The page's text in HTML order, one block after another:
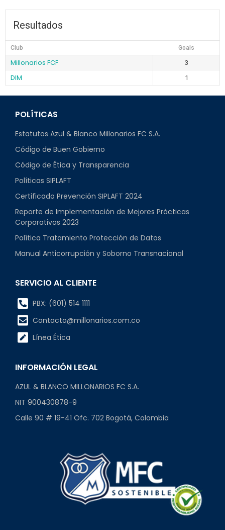
Resultados
Club Goals
Millonarios FCF 3
DIM 1
POLÍTICAS
Estatutos Azul & Blanco Millonarios FC S.A.
Código de Buen Gobierno
Código de Ética y Transparencia
Políticas SIPLAFT
Certificado Prevención SIPLAFT 2024
Reporte de Implementación de Mejores Prácticas
Corporativas 2023
Política Tratamiento Protección de Datos
Manual Anticorrupción y Soborno Transnacional
SERVICIO AL CLIENTE
PBX: (601) 514 1111
Contacto@millonarios.com.co
Línea Ética
INFORMACIÓN LEGAL
AZUL & BLANCO MILLONARIOS FC S.A.
NIT 900430878-9
Calle 90 # 19-41 Ofc. 702 Bogotá, Colombia